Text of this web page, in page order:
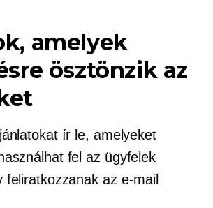
amelyek
ösztönzik az
ír le, amelyeket
fel az ügyfelek
feliratkozzanak az e-mail